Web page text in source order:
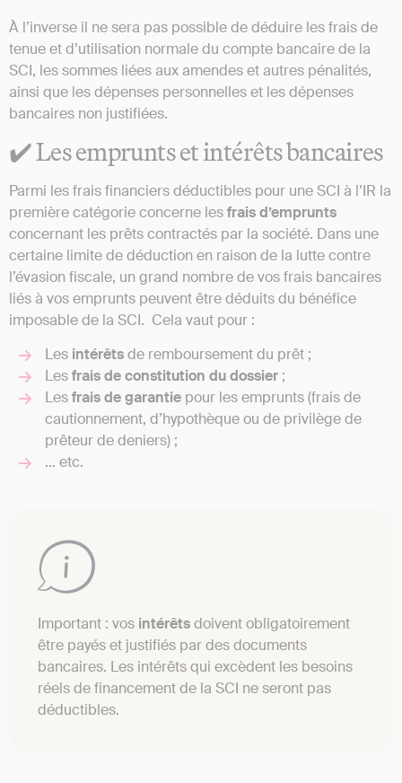
À l’inverse il ne sera pas possible de déduire les frais de
tenue et d’utilisation normale du compte bancaire de la
SCI, les sommes liées aux amendes et autres pénalités,
ainsi que les dépenses personnelles et les dépenses
bancaires non justifiées.
✔️ Les emprunts et intérêts bancaires
Parmi les frais financiers déductibles pour une SCI à l’IR la
première catégorie concerne lesfrais d’emprunts
concernant les prêts contractés par la société. Dans une
certaine limite de déduction en raison de la lutte contre
l’évasion fiscale, un grand nombre de vos frais bancaires
liés à vos emprunts peuvent être déduits du bénéfice
imposable de la SCI. Cela vaut pour :
Les intérêtsde remboursement du prêt ;
Lesfrais de constitution du dossier ;
Lesfrais de garantie pour les emprunts (frais de
cautionnement, d’hypothèque ou de privilège de
prêteur de deniers) ;
… etc.
Important : vos intérêtsdoivent obligatoirement
être payés et justifiés par des documents
bancaires. Les intérêts qui excèdent les besoins
réels de financement de la SCI ne seront pas
déductibles.